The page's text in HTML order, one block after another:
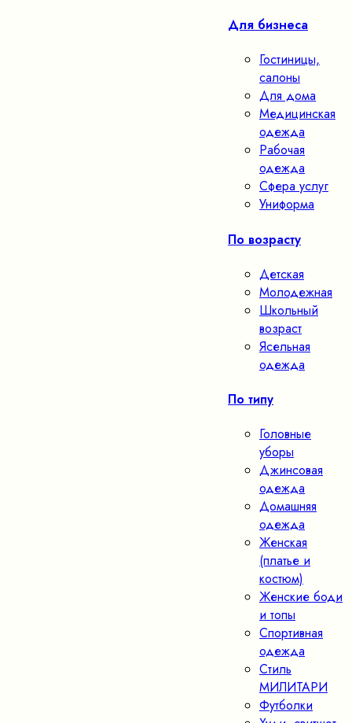
Для бизнеса
Гостиницы,
салоны
Для дома
Медицинская
одежда
Рабочая
одежда
Сфера услуг
Униформа
По возрасту
Детская
Молодежная
Школьный
возраст
Ясельная
одежда
По типу
Головные
уборы
Джинсовая
одежда
Домашняя
одежда
Женская
(платье и
костюм)
Женские боди
и топы
Спортивная
одежда
Стиль
МИЛИТАРИ
Футболки